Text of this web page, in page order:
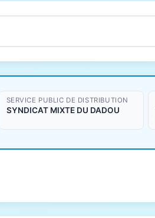
SERVICE PUBLIC DE DISTRIBUTION
SYNDICAT MIXTE DU DADOU